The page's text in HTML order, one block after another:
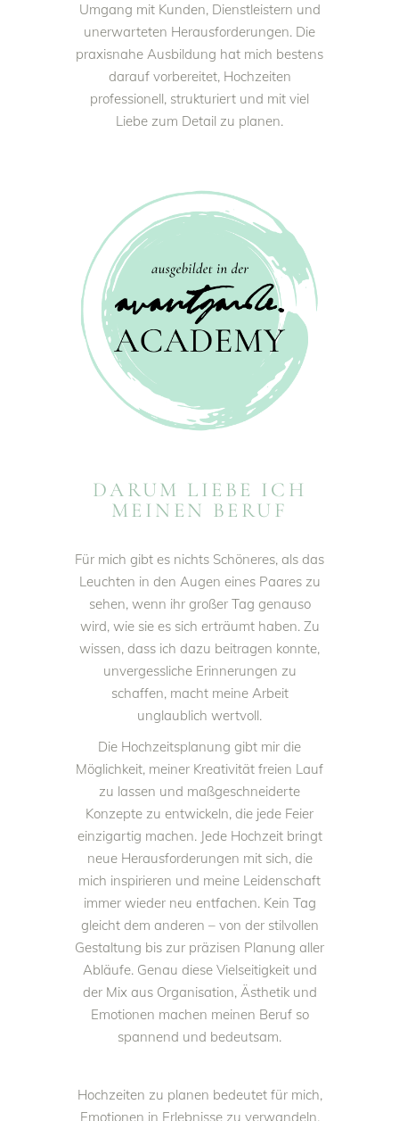
Umgang mit Kunden, Dienstleistern und
unerwarteten Herausforderungen. Die
praxisnahe Ausbildung hat mich bestens
darauf vorbereitet, Hochzeiten
professionell, strukturiert und mit viel
Liebe zum Detail zu planen.
DARUM LIEBE ICH
MEINEN BERUF
Für mich gibt es nichts Schöneres, als das
Leuchten in den Augen eines Paares zu
sehen, wenn ihr großer Tag genauso
wird, wie sie es sich erträumt haben. Zu
wissen, dass ich dazu beitragen konnte,
unvergessliche Erinnerungen zu
schaffen, macht meine Arbeit
unglaublich wertvoll.
Die Hochzeitsplanung gibt mir die
Möglichkeit, meiner Kreativität freien Lauf
zu lassen und maßgeschneiderte
Konzepte zu entwickeln, die jede Feier
einzigartig machen. Jede Hochzeit bringt
neue Herausforderungen mit sich, die
mich inspirieren und meine Leidenschaft
immer wieder neu entfachen. Kein Tag
gleicht dem anderen – von der stilvollen
Gestaltung bis zur präzisen Planung aller
Abläufe. Genau diese Vielseitigkeit und
der Mix aus Organisation, Ästhetik und
Emotionen machen meinen Beruf so
spannend und bedeutsam.
Hochzeiten zu planen bedeutet für mich,
Emotionen in Erlebnisse zu verwandeln.